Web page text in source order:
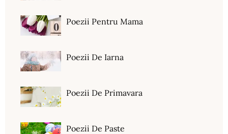
Poezii Pentru Mama
Poezii De Iarna
Poezii De Primavara
Poezii De Paste